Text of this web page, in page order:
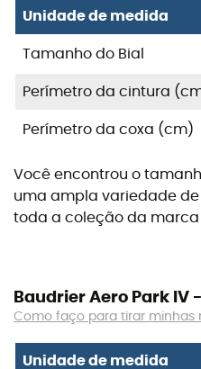
Unidade de medida
Tamanho do Bial
Perímetro da cintura
Perímetro da coxa (cm)
Você encontrou o
uma ampla variedade de
toda a coleção da marca
Baudrier Aero Park IV
Como faço para tirar minhas
Unidade de medida